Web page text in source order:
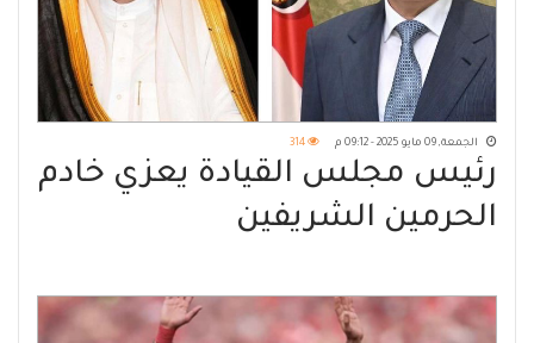
الجمعة, 09 مايو 2025 - 09:12 م 314
رئيس مجلس القيادة يعزي خادم
الحرمين الشريفين